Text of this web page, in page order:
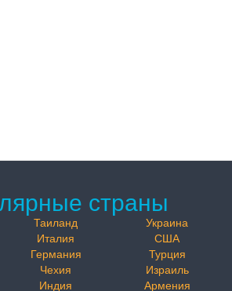
страны
Таиланд
Украина
Италия
США
Германия
Турция
Чехия
Израиль
Индия
Армения